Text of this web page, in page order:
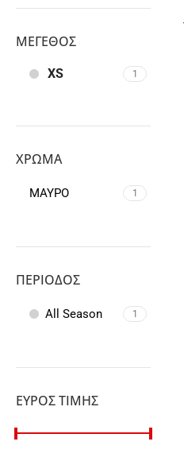
ΜΈΓΕΘΟΣ
XS 1
ΧΡΏΜΑ
ΜΑΥΡΟ 1
ΠΕΡΊΟΔΟΣ
All Season 1
ΕΎΡΟΣ ΤΙΜΉΣ